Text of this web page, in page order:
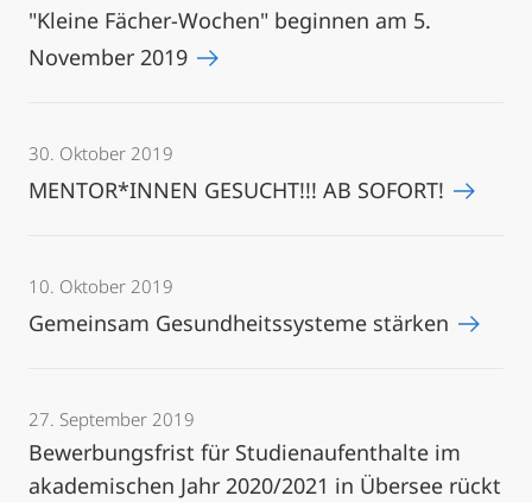
"Kleine Fächer-Wochen" beginnen am 5.
November 2019
30. Oktober 2019
MENTOR*INNEN GESUCHT!!! AB SOFORT!
10. Oktober 2019
Gemeinsam Gesundheitssysteme stärken
27. September 2019
Bewerbungsfrist für Studienaufenthalte im
akademischen Jahr 2020/2021 in Übersee rückt